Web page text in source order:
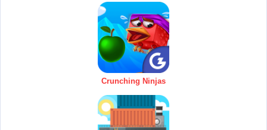
Crunching Ninjas